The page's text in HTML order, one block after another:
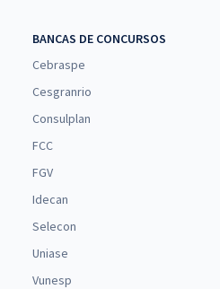
BANCAS DE CONCURSOS
Cebraspe
Cesgranrio
Consulplan
FCC
FGV
Idecan
Selecon
Uniase
Vunesp